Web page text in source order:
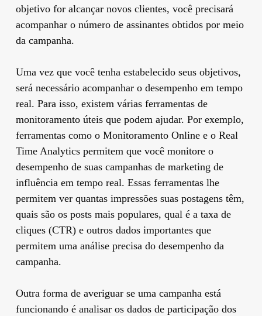
objetivo for alcançar novos clientes, você precisará
acompanhar o número de assinantes obtidos por meio
da campanha.
Uma vez que você tenha estabelecido seus objetivos,
será necessário acompanhar o desempenho em tempo
real. Para isso, existem várias ferramentas de
monitoramento úteis que podem ajudar. Por exemplo,
ferramentas como o Monitoramento Online e o Real
Time Analytics permitem que você monitore o
desempenho de suas campanhas de marketing de
influência em tempo real. Essas ferramentas lhe
permitem ver quantas impressões suas postagens têm,
quais são os posts mais populares, qual é a taxa de
cliques (CTR) e outros dados importantes que
permitem uma análise precisa do desempenho da
campanha.
Outra forma de averiguar se uma campanha está
funcionando é analisar os dados de participação dos